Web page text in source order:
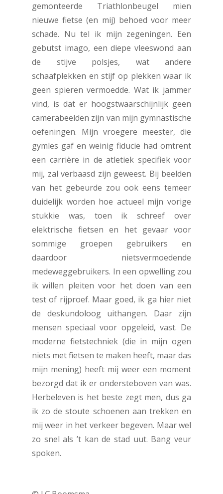
gemonteerde Triathlonbeugel mien
nieuwe fietse (en mij) behoed voor meer
schade. Nu tel ik mijn zegeningen. Een
gebutst imago, een diepe vleeswond aan
de stijve polsjes, wat andere
schaafplekken en stijf op plekken waar ik
geen spieren vermoedde. Wat ik jammer
vind, is dat er hoogstwaarschijnlijk geen
camerabeelden zijn van mijn gymnastische
oefeningen. Mijn vroegere meester, die
gymles gaf en weinig fiducie had omtrent
een carrière in de atletiek specifiek voor
mij, zal verbaasd zijn geweest. Bij beelden
van het gebeurde zou ook eens temeer
duidelijk worden hoe actueel mijn vorige
stukkie was, toen ik schreef over
elektrische fietsen en het gevaar voor
sommige groepen gebruikers en
daardoor nietsvermoedende
medeweggebruikers. In een opwelling zou
ik willen pleiten voor het doen van een
test of rijproef. Maar goed, ik ga hier niet
de deskundoloog uithangen. Daar zijn
mensen speciaal voor opgeleid, vast. De
moderne fietstechniek (die in mijn ogen
niets met fietsen te maken heeft, maar das
mijn mening) heeft mij weer een moment
bezorgd dat ik er ondersteboven van was.
Herbeleven is het beste zegt men, dus ga
ik zo de stoute schoenen aan trekken en
mij weer in het verkeer begeven. Maar wel
zo snel als ’t kan de stad uut. Bang veur
spoken.